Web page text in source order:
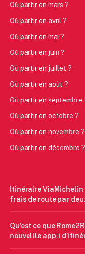
Où partir en mars ?
Où partir en avril ?
Où partir en mai ?
Où partir en juin ?
Où partir en juillet ?
Où partir en août ?
Où partir en septembre
Où partir en octobre ?
Où partir en novembre ?
Où partir en décembre ?
Itinéraire ViaMichelin
frais de route par
Qu’est ce que
nouvellle appli